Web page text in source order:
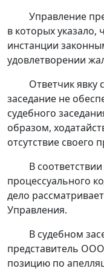
Управление
в которых указало,
инстанции
удовлетворении
Ответчик явку
заседание не
судебного
образом,
отсутствие своего
В соответствии
процессуального
дело
Управления.
В судебном
представитель
позицию по